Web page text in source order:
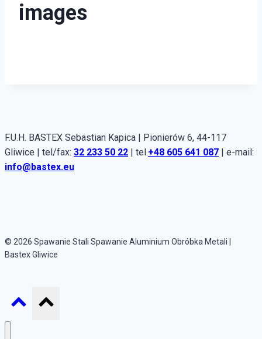
images
F.U.H. BASTEX Sebastian Kapica | Pionierów 6, 44-117
Gliwice | tel/fax: 32 233 50 22 | tel.+48 605 641 087 | e-mail:
info@bastex.eu
© 2026 Spawanie Stali Spawanie Aluminium Obróbka Metali |
Bastex Gliwice